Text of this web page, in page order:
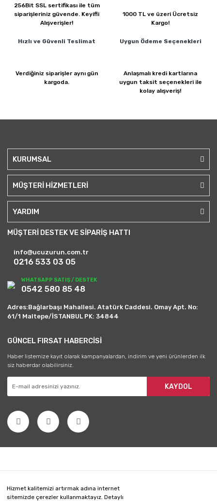
Hizmet kalitemizi artırmak adına internet
sitemizde çerezler kullanmaktayız. Detaylı
256Bit SSL sertifikası ile tüm
siparişleriniz güvende. Keyifli
Alışverişler!
1000 TL ve üzeri Ücretsiz
Kargo!
Hızlı ve Güvenli Teslimat
Verdiğiniz siparişler aynı gün
kargoda.
Uygun Ödeme Seçenekleri
Anlaşmalı kredi kartlarına
uygun taksit seçenekleri ile
kolay alışveriş!
KURUMSAL
MÜŞTERİ HİZMETLERİ
YARDIM
MÜŞTERİ DESTEK VE SİPARİŞ HATTI
info@ucuzurun.com.tr
0216 533 03 05
WHATSAPP SATIŞ / DESTEK
0542 580 85 48
Adres:Bağlarbaşı Mahallesi. Atatürk Caddesi. Omay Apt. No:
61/1 Maltepe/İSTANBUL PK: 34844
GÜNCEL FIRSAT HABERCİSİ
Haber listemize kayıt olarak kampanyalardan, indirim ve yeni ürünlerden ilk
siz haberdar olabilirsiniz.
KAYDOL